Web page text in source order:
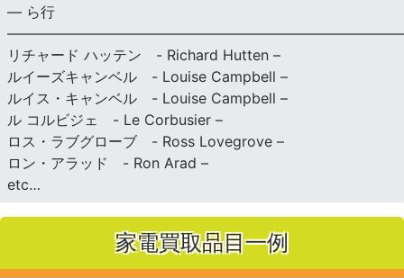
— ら行
リチャード ハッテン - Richard Hutten –
ルイーズキャンベル - Louise Campbell –
ルイス・キャンベル - Louise Campbell –
ル コルビジェ - Le Corbusier –
ロス・ラブグローブ - Ross Lovegrove –
ロン・アラッド - Ron Arad –
etc…
家電買取品目一例